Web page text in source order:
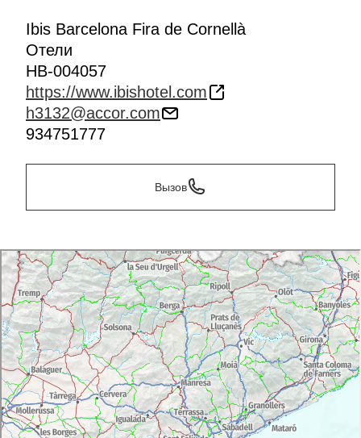
Ibis Barcelona Fira de Cornellà
Отели
HB-004057
https://www.ibishotel.com
h3132@accor.com
934751777
Вызов